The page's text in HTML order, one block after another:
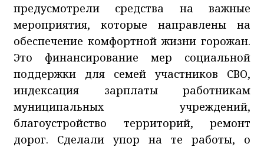
предусмотрели средства на важные
мероприятия, которые направлены на
обеспечение комфортной жизни горожан.
Это финансирование мер социальной
поддержки для семей участников СВО,
индексация зарплаты работникам
муниципальных учреждений,
благоустройство территорий, ремонт
дорог. Сделали упор на те работы, о